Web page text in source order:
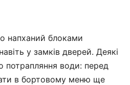
напханий блоками
у замків дверей. Деякі
потрапляння води: перед
в бортовому меню ще